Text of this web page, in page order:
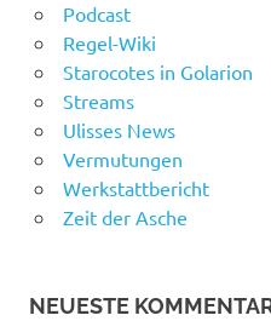
Podcast
Regel-Wiki
Starocotes in Golarion
Streams
Ulisses News
Vermutungen
Werkstattbericht
Zeit der Asche
NEUESTE